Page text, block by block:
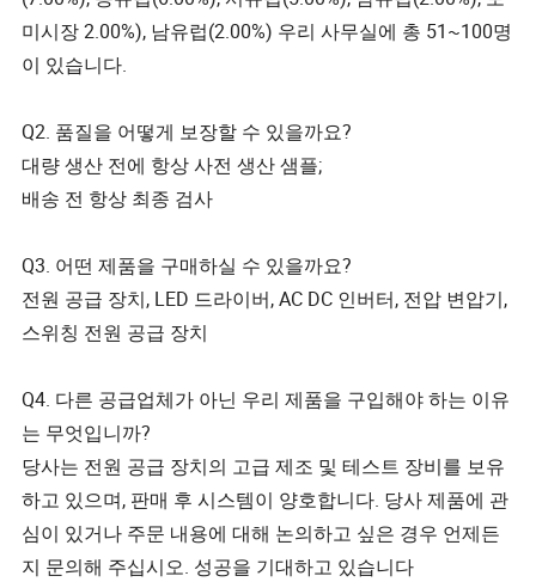
미시장 2.00%), 남유럽(2.00%) 우리 사무실에 총 51~100명
이 있습니다.
Q2. 품질을 어떻게 보장할 수 있을까요?
대량 생산 전에 항상 사전 생산 샘플;
배송 전 항상 최종 검사
Q3. 어떤 제품을 구매하실 수 있을까요?
전원 공급 장치, LED 드라이버, AC DC 인버터, 전압 변압기,
스위칭 전원 공급 장치
Q4. 다른 공급업체가 아닌 우리 제품을 구입해야 하는 이유
는 무엇입니까?
당사는 전원 공급 장치의 고급 제조 및 테스트 장비를 보유
하고 있으며, 판매 후 시스템이 양호합니다. 당사 제품에 관
심이 있거나 주문 내용에 대해 논의하고 싶은 경우 언제든
지 문의해 주십시오. 성공을 기대하고 있습니다